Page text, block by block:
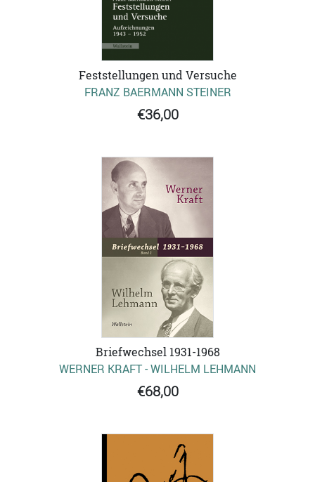
Feststellungen und Versuche
FRANZ BAERMANN STEINER
€36,00
Briefwechsel 1931-1968
WERNER KRAFT - WILHELM LEHMANN
€68,00